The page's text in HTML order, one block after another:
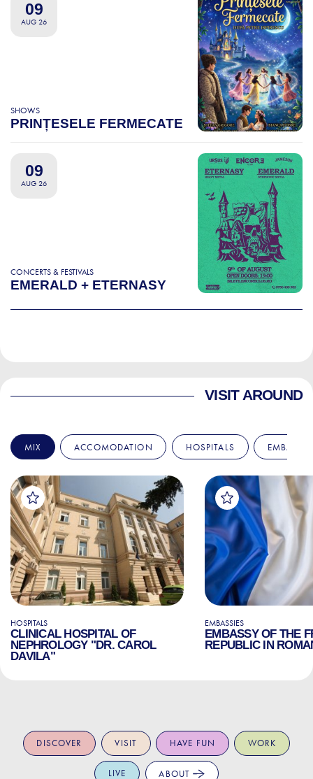
09
AUG 26
SHOWS
PRINȚESELE FERMECATE
09
AUG 26
CONCERTS & FESTIVALS
EMERALD + ETERNASY
VISIT AROUND
MIX ACCOMODATION HOSPITALS
HOSPITALS
CLINICAL HOSPITAL OF
NEPHROLOGY "DR. CAROL
DAVILA"
EMBASSIES
EMBASSY OF THE
REPUBLIC IN
DISCOVER VISIT HAVE FUN WORK
LIVE ABOUT